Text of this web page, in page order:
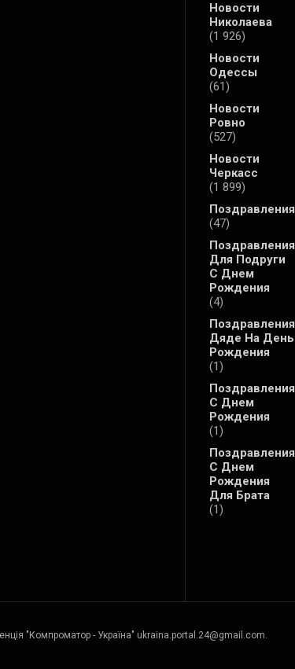
Новости
Николаева
(1 926)
Новости
Одессы
(61)
Новости
Ровно
(527)
Новости
Черкасс
(1 899)
Поздравления
(47)
Поздравления
Для Подруги
С Днем
Рождения
(4)
Поздравления
Дяде На День
Рождения
(1)
Поздравления
С Днем
Рождения
(1)
Поздравления
С Днем
Рождения
Для Брата
(1)
"Компроматор - Україна" ukraina.portal.24@gmail.com.